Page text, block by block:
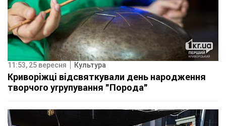
11:53, 25 вересня Культура
Криворіжці відсвяткували день народження
творчого угрупування "Порода"